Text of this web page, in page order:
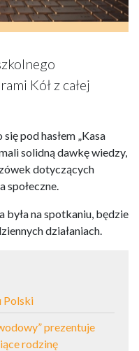
Kół z całej
pod hasłem „Kasa
solidną dawkę wiedzy,
dotyczących
społeczne.
była na spotkaniu, będzie
działaniach.
Polski
prezentuje
rodzinę